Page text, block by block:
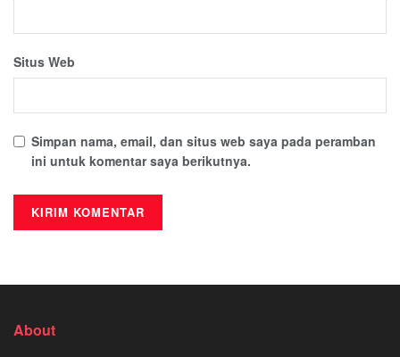
Situs Web
Simpan nama, email, dan situs web saya pada peramban
ini untuk komentar saya berikutnya.
About